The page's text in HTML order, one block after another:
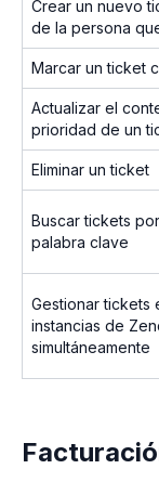
Crear un nuevo
de la persona
Marcar un ticket
Actualizar el
prioridad de un
Eliminar un ticket
Buscar tickets
palabra clave
Gestionar tickets
instancias de
simultáneamente